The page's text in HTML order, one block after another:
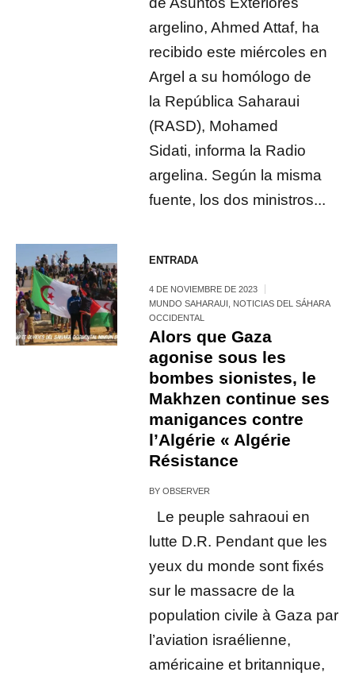
argelino, Ahmed Attaf, ha
recibido este miércoles en
Argel a su homólogo de
la República Saharaui
(RASD), Mohamed
Sidati, informa la Radio
argelina. Según la misma
fuente, los dos ministros...
ENTRADA
4 DE NOVIEMBRE DE 2023
MUNDO SAHARAUI
NOTICIAS DEL SÁHARA
OCCIDENTAL
Alors que Gaza
agonise sous les
bombes sionistes, le
Makhzen continue ses
manigances contre
l’Algérie « Algérie
Résistance
BYOBSERVER
Le peuple sahraoui en
lutte D.R. Pendant que les
yeux du monde sont fixés
sur le massacre de la
population civile à Gaza par
l’aviation israélienne,
américaine et britannique,